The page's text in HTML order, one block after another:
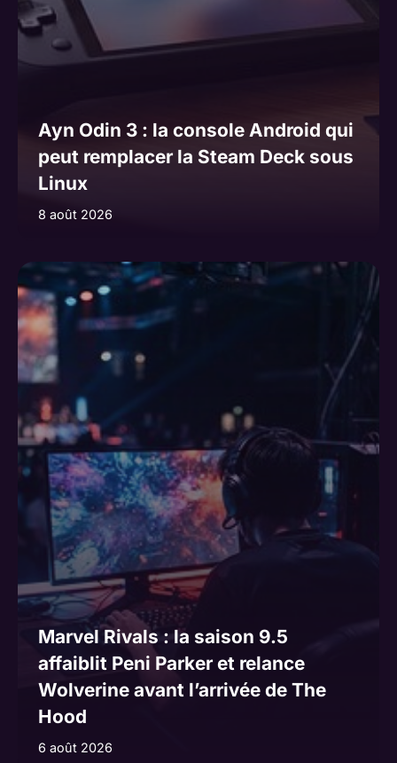
Ayn Odin 3 : la console Android qui
peut remplacer la Steam Deck sous
Linux
8 août 2026
Marvel Rivals : la saison 9.5
affaiblit Peni Parker et relance
Wolverine avant l’arrivée de The
Hood
6 août 2026